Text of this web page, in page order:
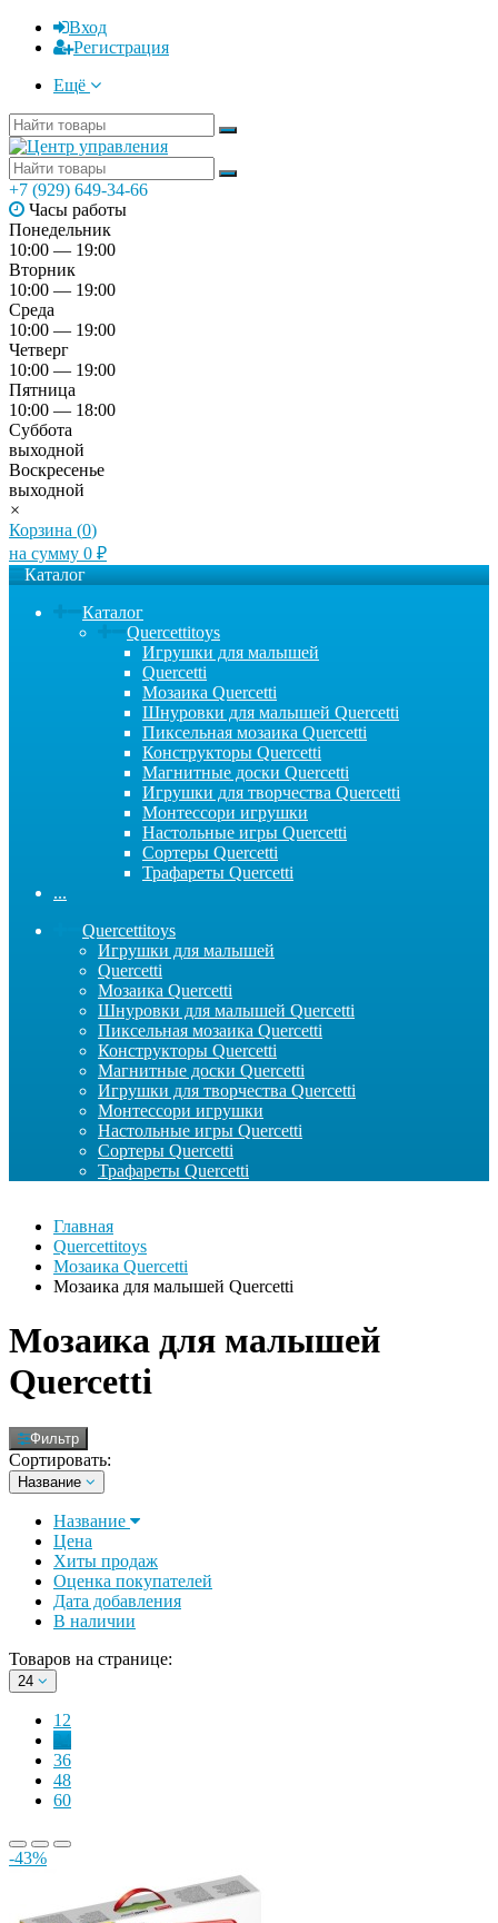
Вход
Регистрация
Ещё
+7 (929) 649-34-66
Часы работы
Понедельник
10:00 — 19:00
Вторник
10:00 — 19:00
Среда
10:00 — 19:00
Четверг
10:00 — 19:00
Пятница
10:00 — 18:00
Суббота
выходной
Воскресенье
выходной
×
Корзина (0)
на сумму 0 ₽
Каталог
Каталог
Quercettitoys
Игрушки для малышей
Quercetti
Мозаика Quercetti
Шнуровки для малышей Quercetti
Пиксельная мозаика Quercetti
Конструкторы Quercetti
Магнитные доски Quercetti
Игрушки для творчества Quercetti
Монтессори игрушки
Настольные игры Quercetti
Сортеры Quercetti
Трафареты Quercetti
...
Quercettitoys
Игрушки для малышей
Quercetti
Мозаика Quercetti
Шнуровки для малышей Quercetti
Пиксельная мозаика Quercetti
Конструкторы Quercetti
Магнитные доски Quercetti
Игрушки для творчества Quercetti
Монтессори игрушки
Настольные игры Quercetti
Сортеры Quercetti
Трафареты Quercetti
Главная
Quercettitoys
Мозаика Quercetti
Мозаика для малышей Quercetti
Мозаика для малышей
Quercetti
Фильтр
Сортировать:
Название
Название
Цена
Хиты продаж
Оценка покупателей
Дата добавления
В наличии
Товаров на странице:
24
12
24
36
48
60
-43%